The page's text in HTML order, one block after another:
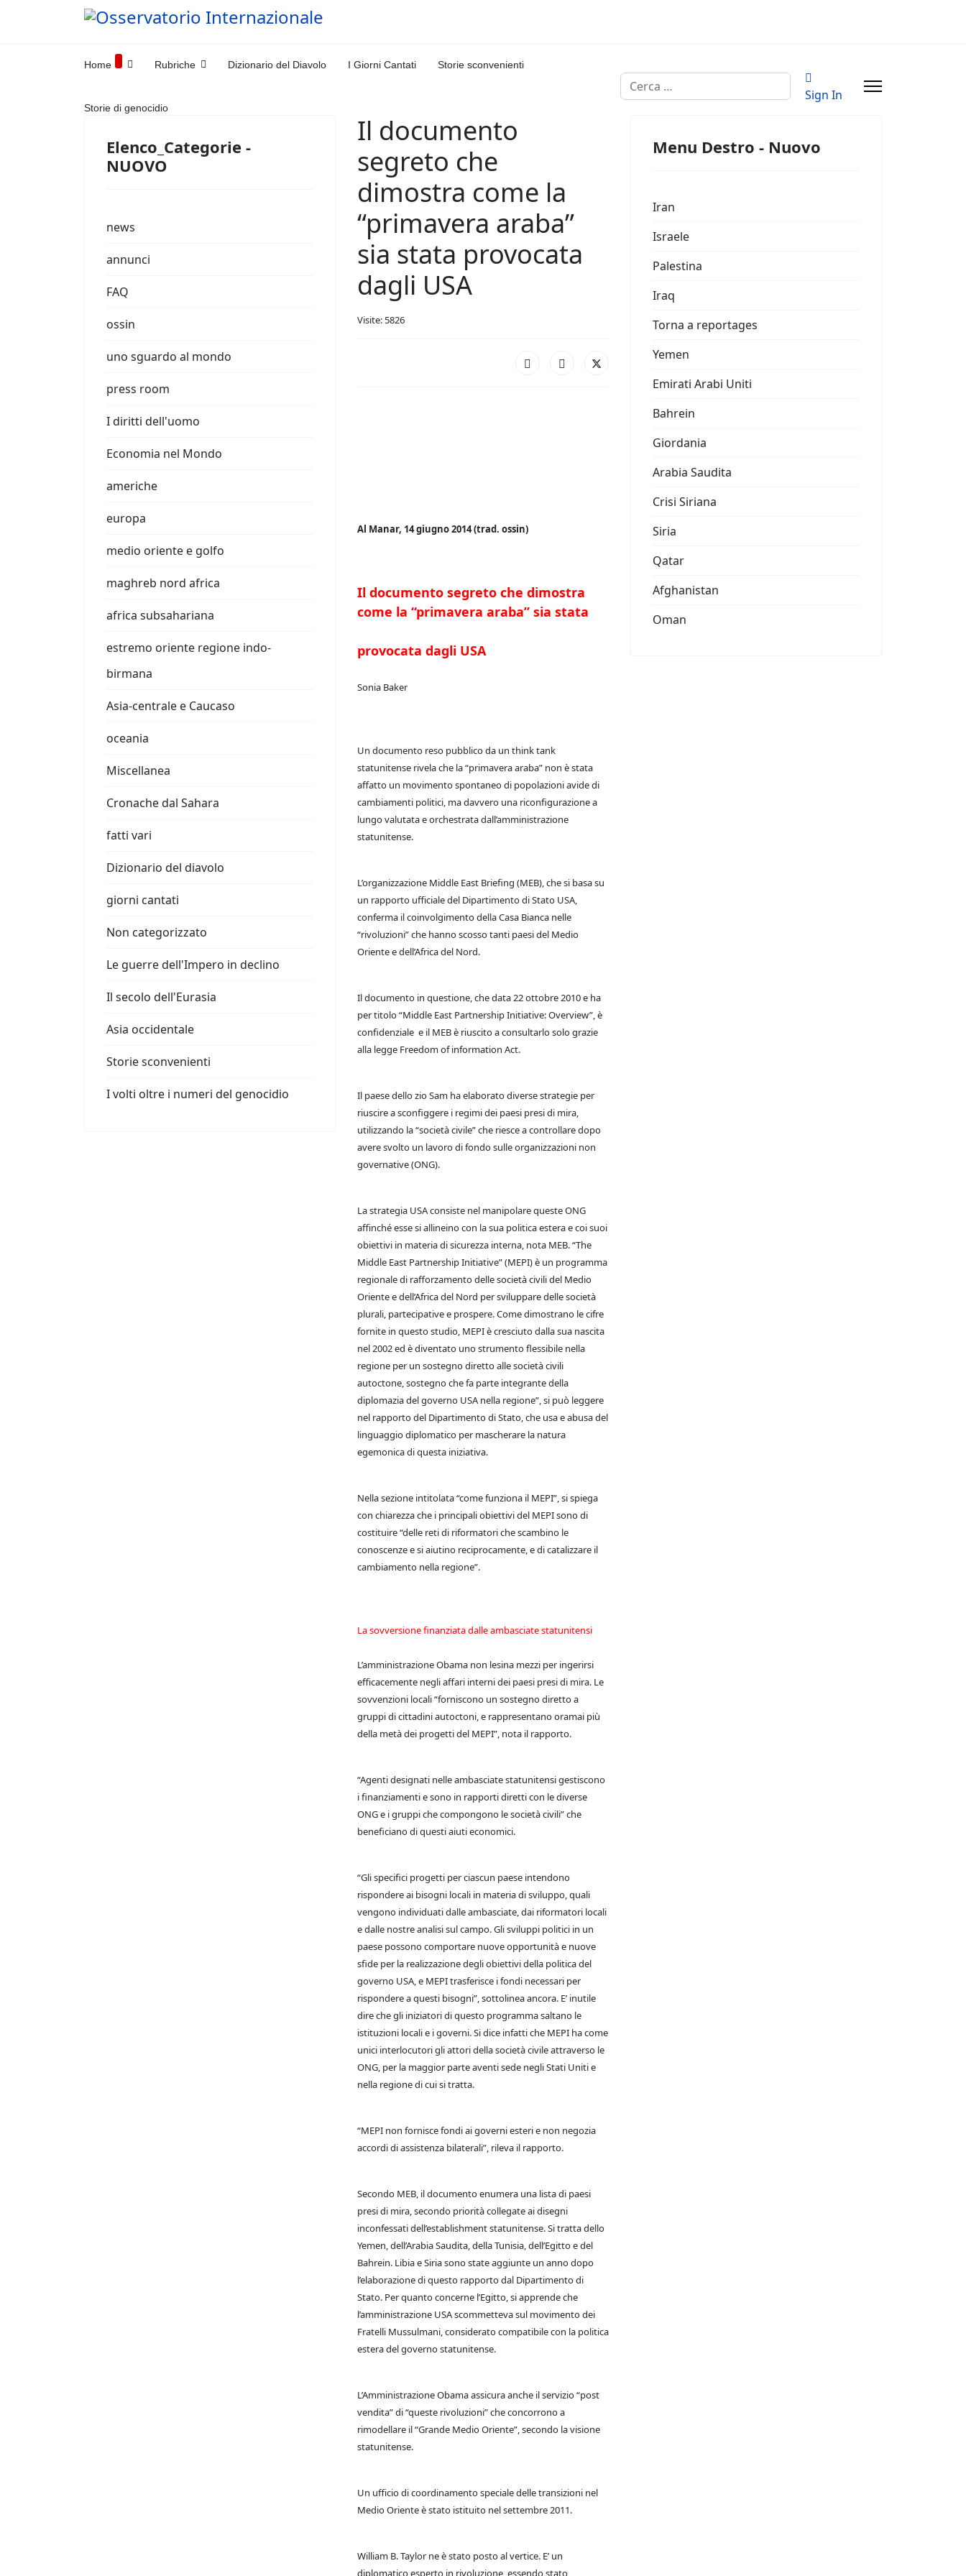
Home Rubriche Dizionario del Diavolo I Giorni Cantati Storie sconvenienti
Storie di genocidio
Cerca
Sign In
Elenco_Categorie -
NUOVO
news
annunci
FAQ
ossin
uno sguardo al mondo
press room
I diritti dell'uomo
Economia nel Mondo
americhe
europa
medio oriente e golfo
maghreb nord africa
africa subsahariana
estremo oriente regione indo-
birmana
Asia-centrale e Caucaso
oceania
Miscellanea
Cronache dal Sahara
fatti vari
Dizionario del diavolo
giorni cantati
Non categorizzato
Le guerre dell'Impero in declino
Il secolo dell'Eurasia
Asia occidentale
Storie sconvenienti
I volti oltre i numeri del genocidio
Il documento
segreto che
dimostra come la
“primavera araba”
sia stata provocata
dagli USA
Visite: 5826
Al Manar, 14 giugno 2014 (trad. ossin)
Il documento segreto che dimostra
come la “primavera araba” sia stata
provocata dagli USA
Sonia Baker
Un documento reso pubblico da un think tank
statunitense rivela che la “primavera araba” non è stata
affatto un movimento spontaneo di popolazioni avide di
cambiamenti politici, ma davvero una riconfigurazione a
lungo valutata e orchestrata dall’amministrazione
statunitense.
L’organizzazione Middle East Briefing (MEB), che si basa su
un rapporto ufficiale del Dipartimento di Stato USA,
conferma il coinvolgimento della Casa Bianca nelle
“rivoluzioni” che hanno scosso tanti paesi del Medio
Oriente e dell’Africa del Nord.
Il documento in questione, che data 22 ottobre 2010 e ha
per titolo “Middle East Partnership Initiative: Overview”, è
confidenziale e il MEB è riuscito a consultarlo solo grazie
alla legge Freedom of information Act.
Il paese dello zio Sam ha elaborato diverse strategie per
riuscire a sconfiggere i regimi dei paesi presi di mira,
utilizzando la “società civile” che riesce a controllare dopo
avere svolto un lavoro di fondo sulle organizzazioni non
governative (ONG).
La strategia USA consiste nel manipolare queste ONG
affinché esse si allineino con la sua politica estera e coi suoi
obiettivi in materia di sicurezza interna, nota MEB. “The
Middle East Partnership Initiative” (MEPI) è un programma
regionale di rafforzamento delle società civili del Medio
Oriente e dell’Africa del Nord per sviluppare delle società
plurali, partecipative e prospere. Come dimostrano le cifre
fornite in questo studio, MEPI è cresciuto dalla sua nascita
nel 2002 ed è diventato uno strumento flessibile nella
regione per un sostegno diretto alle società civili
autoctone, sostegno che fa parte integrante della
diplomazia del governo USA nella regione”, si può leggere
nel rapporto del Dipartimento di Stato, che usa e abusa del
linguaggio diplomatico per mascherare la natura
egemonica di questa iniziativa.
Nella sezione intitolata “come funziona il MEPI”, si spiega
con chiarezza che i principali obiettivi del MEPI sono di
costituire “delle reti di riformatori che scambino le
conoscenze e si aiutino reciprocamente, e di catalizzare il
cambiamento nella regione”.
La sovversione finanziata dalle ambasciate statunitensi
L’amministrazione Obama non lesina mezzi per ingerirsi
efficacemente negli affari interni dei paesi presi di mira. Le
sovvenzioni locali “forniscono un sostegno diretto a
gruppi di cittadini autoctoni, e rappresentano oramai più
della metà dei progetti del MEPI”, nota il rapporto.
“Agenti designati nelle ambasciate statunitensi gestiscono
i finanziamenti e sono in rapporti diretti con le diverse
ONG e i gruppi che compongono le società civili” che
beneficiano di questi aiuti economici.
“Gli specifici progetti per ciascun paese intendono
rispondere ai bisogni locali in materia di sviluppo, quali
vengono individuati dalle ambasciate, dai riformatori locali
e dalle nostre analisi sul campo. Gli sviluppi politici in un
paese possono comportare nuove opportunità e nuove
sfide per la realizzazione degli obiettivi della politica del
governo USA, e MEPI trasferisce i fondi necessari per
rispondere a questi bisogni”, sottolinea ancora. E’ inutile
dire che gli iniziatori di questo programma saltano le
istituzioni locali e i governi. Si dice infatti che MEPI ha come
unici interlocutori gli attori della società civile attraverso le
ONG, per la maggior parte aventi sede negli Stati Uniti e
nella regione di cui si tratta.
“MEPI non fornisce fondi ai governi esteri e non negozia
accordi di assistenza bilaterali”, rileva il rapporto.
Secondo MEB, il documento enumera una lista di paesi
presi di mira, secondo priorità collegate ai disegni
inconfessati dell’establishment statunitense. Si tratta dello
Yemen, dell’Arabia Saudita, della Tunisia, dell’Egitto e del
Bahrein. Libia e Siria sono state aggiunte un anno dopo
l’elaborazione di questo rapporto dal Dipartimento di
Stato. Per quanto concerne l’Egitto, si apprende che
l’amministrazione USA scommetteva sul movimento dei
Fratelli Mussulmani, considerato compatibile con la politica
estera del governo statunitense.
L’Amministrazione Obama assicura anche il servizio “post
vendita” di “queste rivoluzioni” che concorrono a
rimodellare il “Grande Medio Oriente”, secondo la visione
statunitense.
Un ufficio di coordinamento speciale delle transizioni nel
Medio Oriente è stato istituito nel settembre 2011.
William B. Taylor ne è stato posto al vertice. E’ un
diplomatico esperto in rivoluzione, essendo stato
Menu Destro - Nuovo
Iran
Israele
Palestina
Iraq
Torna a reportages
Yemen
Emirati Arabi Uniti
Bahrein
Giordania
Arabia Saudita
Crisi Siriana
Siria
Qatar
Afghanistan
Oman